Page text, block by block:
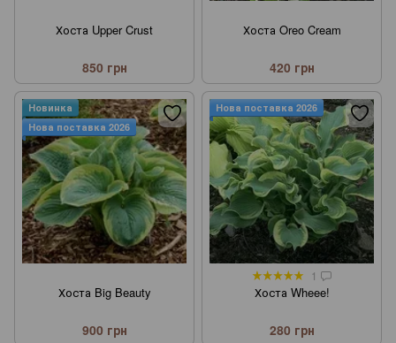
Хоста Upper Crust
850 грн
Хоста Oreo Cream
420 грн
Новинка
Нова поставка 2026
Хоста Big Beauty
900 грн
Нова поставка 2026
1
Хоста Wheee!
280 грн